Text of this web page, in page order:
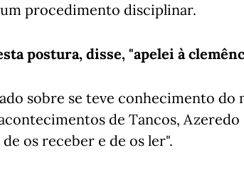
procedimento disciplinar.
postura, disse, "apelei à
sobre se teve conhecimento do
de Tancos,
os receber e de os ler".